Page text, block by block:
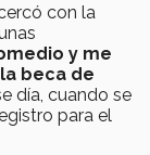
con la
y me
beca de
día, cuando se
para el